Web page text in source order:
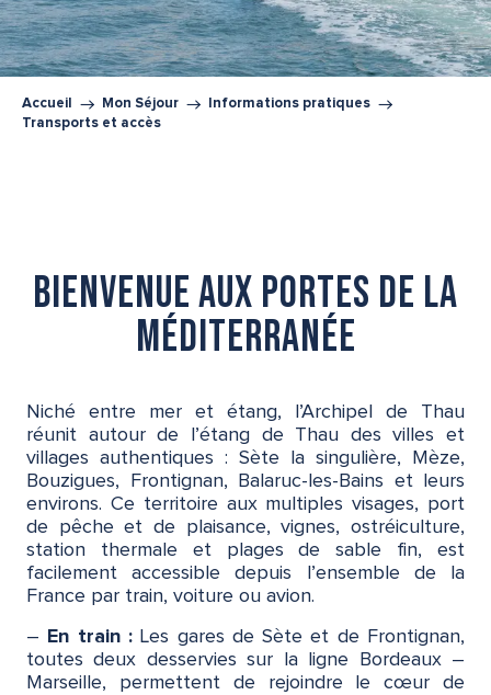
Accueil Mon Séjour
Informations pratiques
Transports et accès
Bienvenue aux portes de la
Méditerranée
Niché entre mer et étang, l’Archipel de Thau
réunit autour de l’étang de Thau des villes et
villages authentiques : Sète la singulière, Mèze,
Bouzigues, Frontignan, Balaruc-les-Bains et leurs
environs. Ce territoire aux multiples visages, port
de pêche et de plaisance, vignes, ostréiculture,
station thermale et plages de sable fin, est
facilement accessible depuis l’ensemble de la
France par train, voiture ou avion.
– En train :Les gares de Sète et de Frontignan,
toutes deux desservies sur la ligne Bordeaux –
Marseille, permettent de rejoindre le cœur de